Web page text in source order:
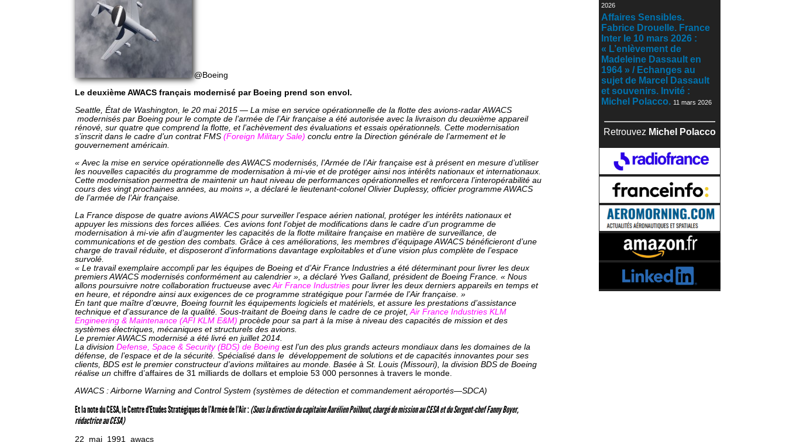
2026
Affaires Sensibles.
Fabrice Drouelle. France
Inter le 10 mars 2026 :
« L’enlèvement de
Madeleine Dassault en
1964 » / Echanges au
sujet de Marcel Dassault
et souvenirs. Invité :
Michel Polacco. 11 mars 2026
Retrouvez Michel Polacco
@Boeing
Le deuxième AWACS français modernisé par Boeing prend son envol.
Seattle, État de Washington, le 20 mai 2015 — La mise en service opérationnelle de la flotte des avions-radar AWACS
modernisés par Boeing pour le compte de l’armée de l’Air française a été autorisée avec la livraison du deuxième appareil
rénové, sur quatre que comprend la flotte, et l’achèvement des évaluations et essais opérationnels. Cette modernisation
s’inscrit dans le cadre d’un contrat FMS (Foreign Military Sale) conclu entre la Direction générale de l’armement et le
gouvernement américain.
« Avec la mise en service opérationnelle des AWACS modernisés, l’Armée de l’Air française est à présent en mesure d’utiliser
les nouvelles capacités du programme de modernisation à mi-vie et de protéger ainsi nos intérêts nationaux et internationaux.
Cette modernisation permettra de maintenir un haut niveau de performances opérationnelles et renforcera l’interopérabilité au
cours des vingt prochaines années, au moins », a déclaré le lieutenant-colonel Olivier Duplessy, officier programme AWACS
de l’armée de l’Air française.
La France dispose de quatre avions AWACS pour surveiller l’espace aérien national, protéger les intérêts nationaux et
appuyer les missions des forces alliées. Ces avions font l’objet de modifications dans le cadre d’un programme de
modernisation à mi-vie afin d’augmenter les capacités de la flotte militaire française en matière de surveillance, de
communications et de gestion des combats. Grâce à ces améliorations, les membres d’équipage AWACS bénéficieront d’une
charge de travail réduite, et disposeront d’informations davantage exploitables et d’une vision plus complète de l’espace
survolé.
« Le travail exemplaire accompli par les équipes de Boeing et d’Air France Industries a été déterminant pour livrer les deux
premiers AWACS modernisés conformément au calendrier », a déclaré Yves Galland, président de Boeing France. « Nous
allons poursuivre notre collaboration fructueuse avecAir France Industries pour livrer les deux derniers appareils en temps et
en heure, et répondre ainsi aux exigences de ce programme stratégique pour l’armée de l’Air française. »
En tant que maître d’œuvre, Boeing fournit les équipements logiciels et matériels, et assure les prestations d’assistance
technique et d’assurance de la qualité. Sous-traitant de Boeing dans le cadre de ce projet,Air France Industries KLM
Engineering & Maintenance (AFI KLM E&M) procède pour sa part à la mise à niveau des capacités de mission et des
systèmes électriques, mécaniques et structurels des avions.
Le premier AWACS modernisé a été livré en juillet 2014.
La division Defense, Space & Security (BDS) de Boeing est l’un des plus grands acteurs mondiaux dans les domaines de la
défense, de l’espace et de la sécurité. Spécialisé dans le développement de solutions et de capacités innovantes pour ses
clients, BDS est le premier constructeur d’avions militaires au monde. Basée à St. Louis (Missouri), la division BDS de Boeing
réalise un chiffre d’affaires de 31 milliards de dollars et emploie 53 000 personnes à travers le monde.
AWACS : Airborne Warning and Control System (systèmes de détection et commandement aéroportés—SDCA)
Et la note du CESA, le Centre d’Etudes Stratégiques de l’Armée de l’Air :(Sous la direction du capitaine Aurélien Poilbout, chargé de mission au CESA et du Sergent-chef Fanny Boyer,
rédactrice au CESA)
22_mai_1991_awacs